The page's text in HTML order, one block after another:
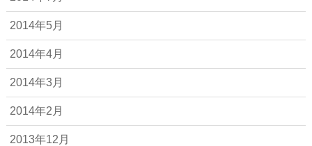
2014年5月
2014年4月
2014年3月
2014年2月
2013年12月